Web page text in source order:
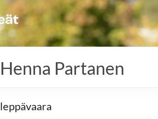
Henna Partanen
leppävaara